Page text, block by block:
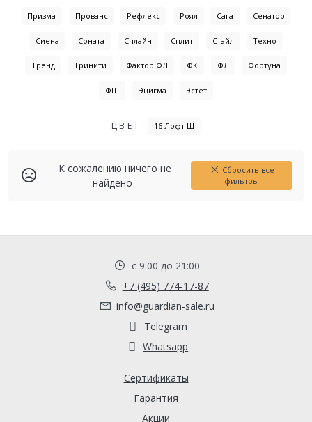
Призма Прованс Рефлекс Роял Сага Сенатор
Сиена Соната Сплайн Сплит Стайл Техно
Тренд Тринити Фактор ФЛ ФК ФЛ Фортуна
ФШ Энигма Эстет
ЦВЕТ 16 Лофт Ш
К сожалению ничего не
найдено
Сбросить все
фильтры
с 9:00 до 21:00
+7 (495) 774-17-87
info@guardian-sale.ru
Telegram
Whatsapp
Сертификаты
Гарантия
Акции